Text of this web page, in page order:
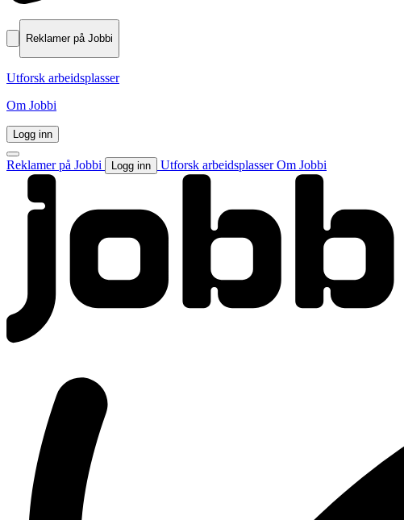
Reklamer på Jobbi
Utforsk arbeidsplasser
Om Jobbi
Logg inn
Reklamer på Jobbi Logg inn Utforsk arbeidsplasserOm Jobbi